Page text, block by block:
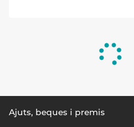
Ajuts, beques i premis